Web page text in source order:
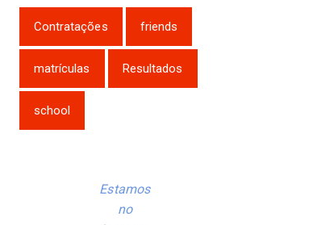
Contratações friends
matrículas Resultados
school
Estamos
no